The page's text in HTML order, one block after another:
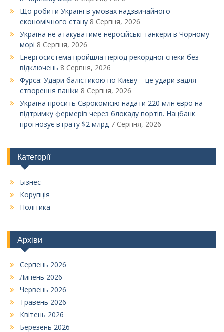
Що робити Україні в умовах надзвичайного
економічного стану 8 Серпня, 2026
Україна не атакуватиме неросійські танкери в Чорному
морі 8 Серпня, 2026
Енергосистема пройшла період рекордної спеки без
відключень 8 Серпня, 2026
Фурса: Удари балістикою по Києву – це удари задля
створення паніки 8 Серпня, 2026
Україна просить Єврокомісію надати 220 млн євро на
підтримку фермерів через блокаду портів. Нацбанк
прогнозує втрату $2 млрд 7 Серпня, 2026
Категорії
Бізнес
Корупція
Політика
Архіви
Серпень 2026
Липень 2026
Червень 2026
Травень 2026
Квітень 2026
Березень 2026